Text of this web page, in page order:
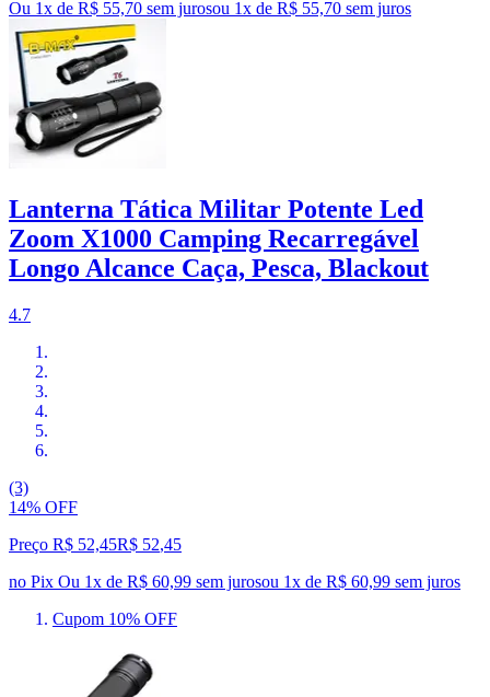
Ou 1x de R$ 55,70 sem jurosou 1x de R$ 55,70 sem juros
Lanterna Tática Militar Potente Led
Zoom X1000 Camping Recarregável
Longo Alcance Caça, Pesca, Blackout
4.7
(3)
14% OFF
Preço R$ 52,45R$ 52,45
no Pix Ou 1x de R$ 60,99 sem jurosou 1x de R$ 60,99 sem juros
Cupom 10% OFF